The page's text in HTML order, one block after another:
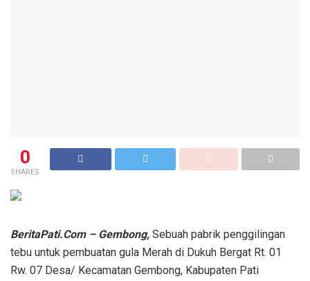
0
SHARES
BeritaPati.Com – Gembong, Sebuah pabrik penggilingan
tebu untuk pembuatan gula Merah di Dukuh Bergat Rt. 01
Rw. 07 Desa/ Kecamatan Gembong, Kabupaten Pati